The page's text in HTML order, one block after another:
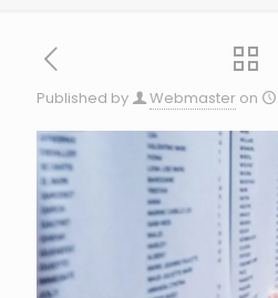
Published by Webmaster on